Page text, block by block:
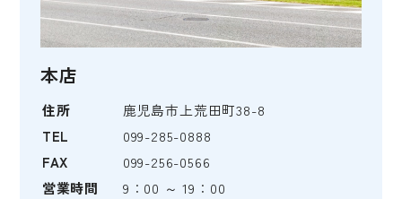
本店
住所
鹿児島市上荒田町38-8
TEL
099-285-0888
FAX
099-256-0566
営業時間
9：00 ～ 19：00